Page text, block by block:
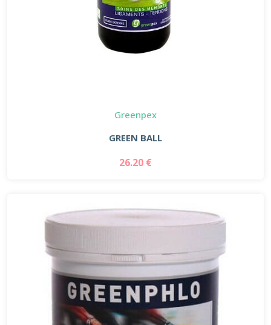
Greenpex
GREEN BALL
26.20 €